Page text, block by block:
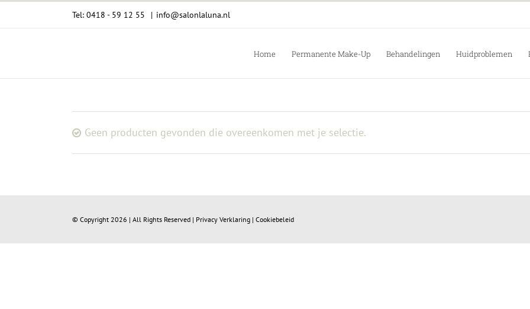
Tel: 0418 - 59 12 55 | info@salonlaluna.nl
Home Permanente Make-Up Behandelingen Huidproblemen
Geen producten gevonden die overeenkomen met je selectie.
© Copyright 2026 | All Rights Reserved | Privacy Verklaring | Cookiebeleid